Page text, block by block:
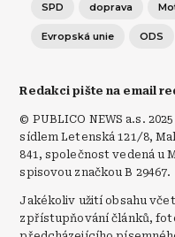
SPD doprava
Evropská unie ODS
Redakci pište na email
© PUBLICO NEWS a.s.
sídlem Letenská 121/8,
841, společnost vedená u
spisovou značkou B 29467.
Jakékoliv užití obsahu
zpřístupňování článků,